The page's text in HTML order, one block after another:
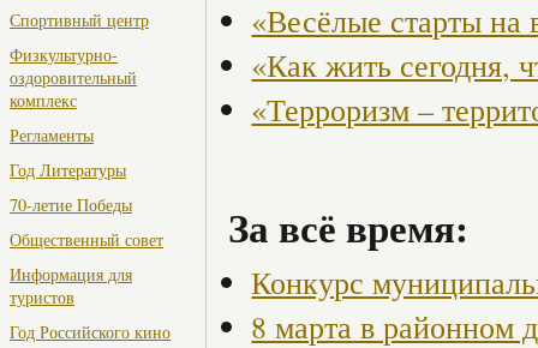
Спортивный центр
Физкультурно-
оздоровительный
комплекс
Регламенты
Год Литературы
70-летие Победы
Общественный совет
Информация для
туристов
Год Российского кино
«Весёлые старты на
«Как жить сегодня,
«Терроризм –
За всё время:
Конкурс
8 марта в районном